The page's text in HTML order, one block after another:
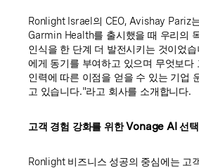
Ronlight Israel의 CEO, Avishay Pariz
Garmin Health를 출시했을 때 우리의
인식을 한 단계 더 발전시키는 것이었
에게 동기를 부여하고 있으며 무엇보다
인력에 따른 이점을 얻을 수 있는 기업
고 있습니다."라고 회사를 소개합니다.
고객 경험 강화를 위한 Vonage AI 선택
Ronlight 비즈니스 성공의 중심에는 고